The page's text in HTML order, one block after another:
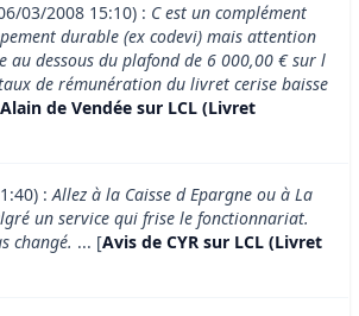
03/2008 15:10) : C est un complément
durable (ex codevi) mais attention
au dessous du plafond de 6 000,00 € sur l
de rémunération du livret cerise baisse
de Vendée sur LCL (Livret
:Allez à la Caisse d Epargne ou à La
un service qui frise le fonctionnariat.
changé. ... [Avis de CYR sur LCL (Livret